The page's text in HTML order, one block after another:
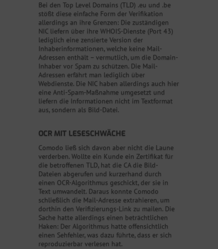
Bei den Top Level Domains (TLD) .eu und .be
stößt diese einfache Form der Verifikation
allerdings an ihre Grenzen: Die zuständigen
NIC liefern über ihre WHOIS-Dienste (Port 43)
lediglich eine zensierte Version der
Inhaberinformationen, welche keine Mail-
Adressen enthält – vermutlich, um die Domain-
Inhaber vor Spam zu schützen. Die Mail-
Adressen erfährt man lediglich über
Webdienste. Die NIC haben allerdings auch hier
eine Anti-Spam-Maßnahme umgesetzt und
liefern die Informationen nicht im Textformat
aus, sondern als Bild-Datei.
OCR MIT LESESCHWÄCHE
Comodo ließ sich davon aber nicht die Laune
verderben. Wollte ein Kunde ein Zertifikat für
die betroffenen TLD, hat die CA die Bild-
Dateien abgerufen und kurzerhand durch
einen OCR-Algorithmus geschickt, der sie in
Text umwandelt. Daraus konnte Comodo
schließlich die Mail-Adresse extrahieren, um
dorthin den Verifizierungs-Link zu mailen. Die
Sache hatte allerdings einen beträchtlichen
Haken: Der Algorithmus hatte offensichtlich
einen Sehfehler, was dazu führte, dass er sich
reproduzierbar verlesen hat.